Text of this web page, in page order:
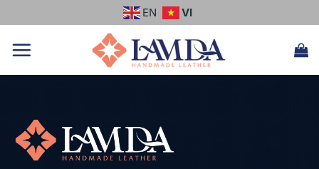
đến
nội
EN VI